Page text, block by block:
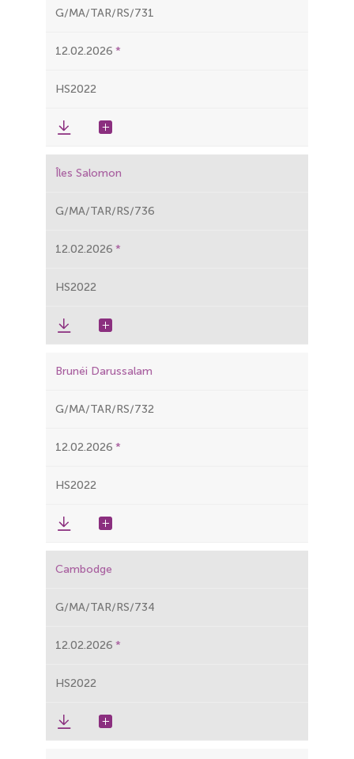
G/MA/TAR/RS/731
12.02.2026
HS2022
Îles Salomon
G/MA/TAR/RS/736
12.02.2026
HS2022
Brunéi Darussalam
G/MA/TAR/RS/732
12.02.2026
HS2022
Cambodge
G/MA/TAR/RS/734
12.02.2026
HS2022